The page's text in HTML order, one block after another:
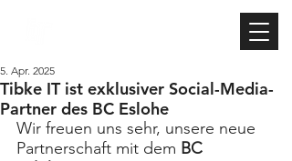
Tibke IT ist exklusiver Social-Media-
Partner des BC Eslohe
5. Apr. 2025
Wir freuen uns sehr, unsere neue
Partnerschaft mit dem BC